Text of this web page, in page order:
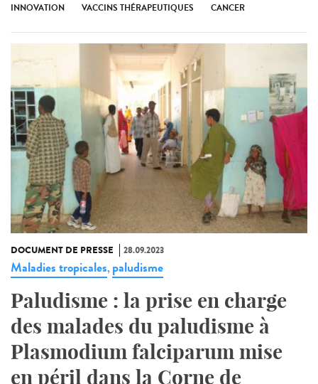
INNOVATION VACCINS THÉRAPEUTIQUES CANCER
DOCUMENT DE PRESSE 28.09.2023
Maladies tropicales, paludisme
Paludisme : la prise en charge
des malades du paludisme à
Plasmodium falciparum mise
en péril dans la Corne de